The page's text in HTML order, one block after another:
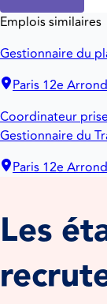
Emplois similaires
Gestionnaire du
Paris 12e
Coordinateur
Gestionnaire du
Paris 12e
Les